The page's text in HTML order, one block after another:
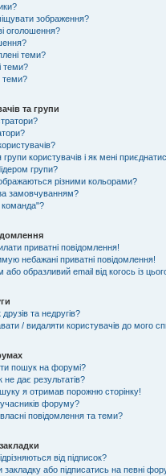
зображення?
оголошення?
теми?
теми?
теми?
та групи
користувачів і як мені
групи?
різними кольорами?
замовчуванням?
приватні повідомлення!
небажані приватні повідомлення!
образливий email від когось із
та недругів?
/ видаляти користувачів до мого
пошук на форумі?
дає результатів?
я отримав порожню сторінку!
форуму?
повідомлення та теми?
від підписок?
закладку або підписатись на певні